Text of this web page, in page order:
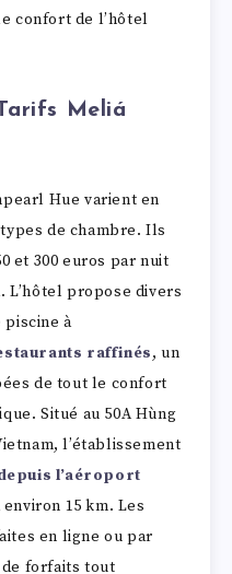
confort de l’hôtel
Meliá
Hue varient en
de chambre. Ils
et 300 euros par nuit
L’hôtel propose divers
piscine à
raffinés, un
de tout le confort
Situé au 50A Hùng
l’établissement
l’aéroport
environ 15 km. Les
en ligne ou par
forfaits tout